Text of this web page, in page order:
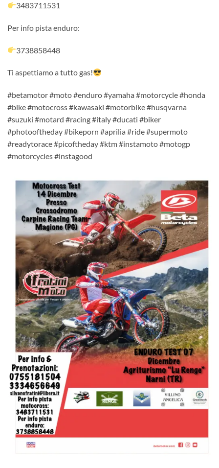
3483711531
Per info pista enduro:
3738858448
Ti aspettiamo a tutto gas!
#betamotor #moto #enduro #yamaha #motorcycle #honda
#bike #motocross #kawasaki #motorbike #husqvarna
#suzuki #motard #racing #italy #ducati #biker
#photooftheday #bikeporn #aprilia #ride #supermoto
#readytorace #picoftheday #ktm #instamoto #motogp
#motorcycles #instagood